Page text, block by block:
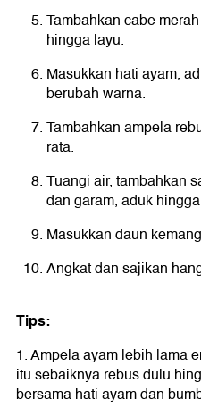
Tambahkan cabe
hingga layu.
Masukkan hati ayam,
berubah warna.
Tambahkan ampela
rata.
Tuangi air, tambahkan
dan garam, aduk
Masukkan daun
Angkat dan sajikan
Tips:
1. Ampela ayam lebih lama
itu sebaiknya rebus dulu
bersama hati ayam dan